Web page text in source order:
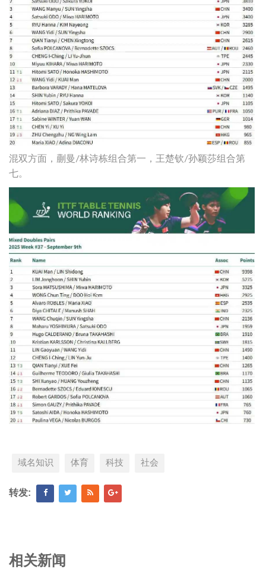
混双方面，蒯曼/林诗栋组合第一，王楚钦/孙颖莎组合第
七。
域名知识 体育 科技 社会
转发:
相关新闻